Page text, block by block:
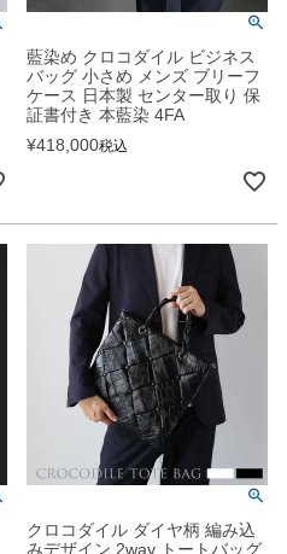
藍染め クロコダイル ビジネス
バッグ 小さめ メンズ ブリーフ
ケース 日本製 センター取り 保
証書付き 本藍染 4FA
¥418,000税込
クロコダイル ダイヤ柄 編み込
みデザイン 2way トートバッグ